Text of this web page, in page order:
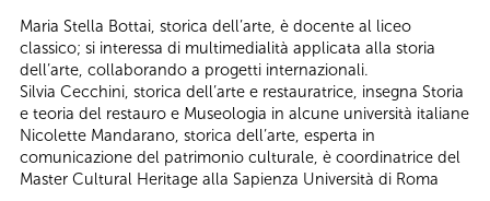
Maria Stella Bottai, storica dell’arte, è docente al liceo
classico; si interessa di multimedialità applicata alla storia
dell’arte, collaborando a progetti internazionali.
Silvia Cecchini, storica dell’arte e restauratrice, insegna Storia
e teoria del restauro e Museologia in alcune università italiane
Nicolette Mandarano, storica dell’arte, esperta in
comunicazione del patrimonio culturale, è coordinatrice del
Master Cultural Heritage alla Sapienza Università di Roma